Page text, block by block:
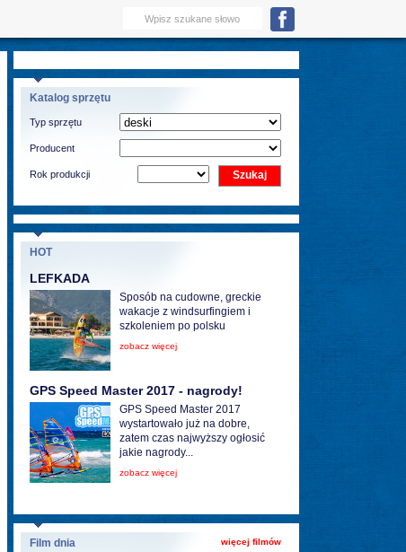
Katalog sprzętu
Typ sprzętu
Producent
Rok produkcji
HOT
LEFKADA
Sposób na cudowne, greckie
wakacje z windsurfingiem i
szkoleniem po polsku
zobacz więcej
GPS Speed Master 2017 - nagrody!
GPS Speed Master 2017
wystartowało już na dobre,
zatem czas najwyższy ogłosić
jakie nagrody...
zobacz więcej
więcej filmów
Film dnia